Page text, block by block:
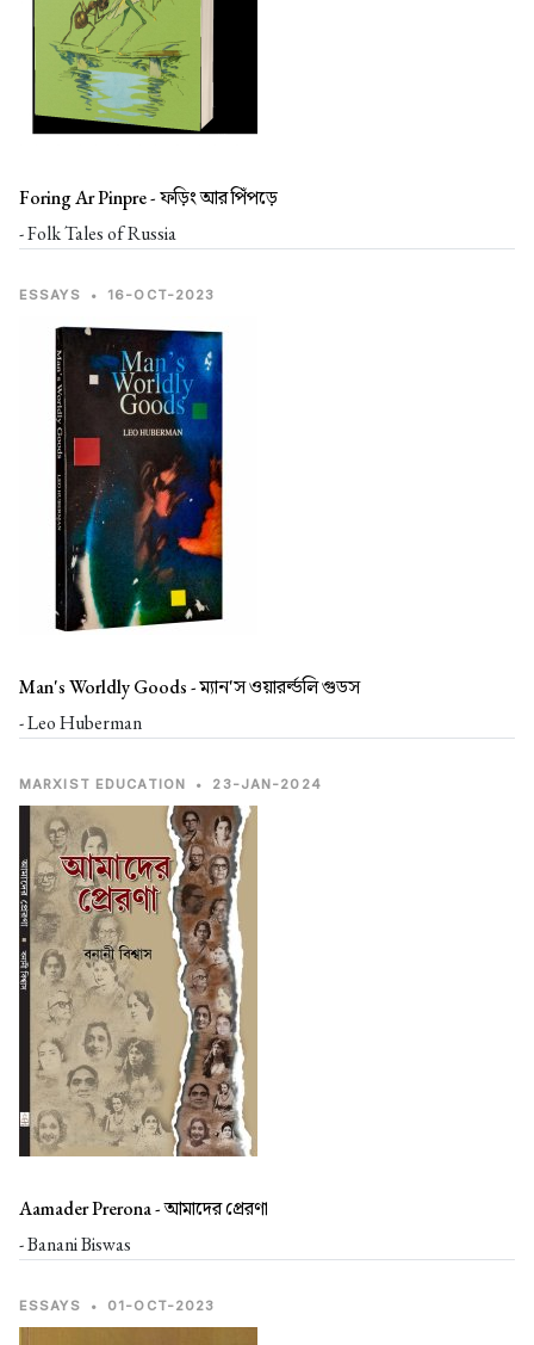
Foring Ar Pinpre -ফড়িং আর পিঁপড়ে
- Folk Tales of Russia
ESSAYS • 16-OCT-2023
Man's Worldly Goods -ম্যান'স ওয়ারর্ল্ডলি গুডস
- Leo Huberman
MARXIST EDUCATION • 23-JAN-2024
Aamader Prerona -আমাদের প্রেরণা
- Banani Biswas
ESSAYS • 01-OCT-2023